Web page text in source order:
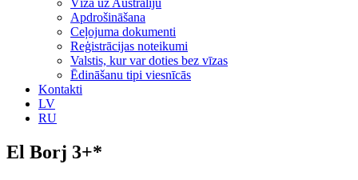
Vīza uz Austrāliju
Apdrošināšana
Ceļojuma dokumenti
Reģistrācijas noteikumi
Valstis, kur var doties bez vīzas
Ēdināšanu tipi viesnīcās
Kontakti
LV
RU
El Borj 3+*